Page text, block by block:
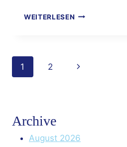
WEITERLESENMEHR
6
ZWISCHEN
Seitennavigation
1 2
Nächste
Archive
August 2026